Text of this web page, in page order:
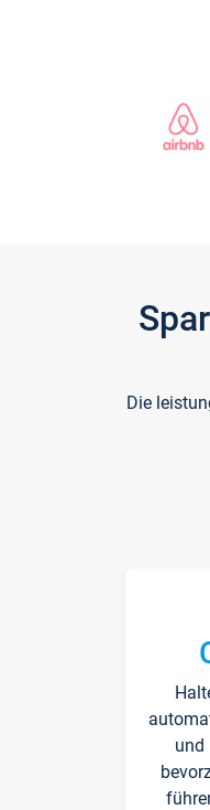
Die
und